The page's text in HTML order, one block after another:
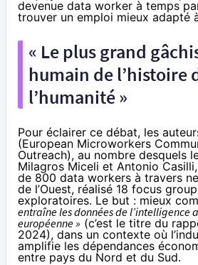
devenue data worker à temps
trouver un emploi mieux adapté
« Le plus grand
humain de l’histoire
l’humanité »
Pour éclairer ce débat, les
(European Microworkers
Outreach), au nombre desquels
Milagros Miceli et Antonio
de 800 data workers à travers
de l’Ouest, réalisé 18 focus
exploratoires. Le but : mieux
entraîne les données de l’intelligence
européenne » (c’est le titre du
2024), dans un contexte où
amplifie les dépendances
entre pays du Nord et du Sud.